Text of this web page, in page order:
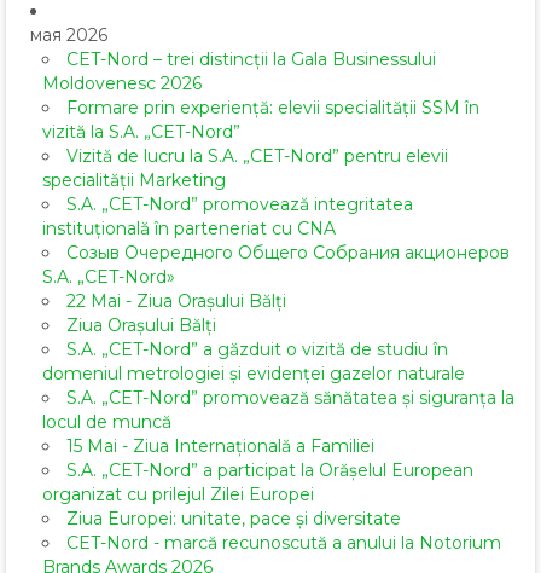
мая 2026
CET-Nord – trei distincții la Gala Businessului
Moldovenesc 2026
Formare prin experiență: elevii specialității SSM în
vizită la S.A. „CET-Nord”
Vizită de lucru la S.A. „CET-Nord” pentru elevii
specialității Marketing
S.A. „CET-Nord” promovează integritatea
instituțională în parteneriat cu CNA
Созыв Очередного Общего Собрания акционеров
S.A. „CET-Nord»
22 Mai - Ziua Orașului Bălți
Ziua Orașului Bălți
S.A. „CET-Nord” a găzduit o vizită de studiu în
domeniul metrologiei și evidenței gazelor naturale
S.A. „CET-Nord” promovează sănătatea și siguranța la
locul de muncă
15 Mai - Ziua Internațională a Familiei
S.A. „CET-Nord” a participat la Orășelul European
organizat cu prilejul Zilei Europei
Ziua Europei: unitate, pace și diversitate
CET-Nord - marcă recunoscută a anului la Notorium
Brands Awards 2026